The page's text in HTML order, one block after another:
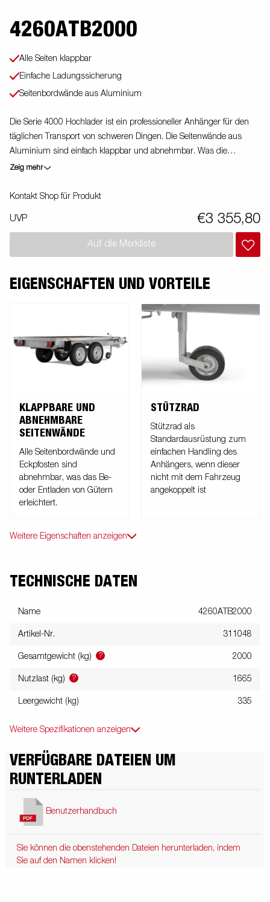
4260ATB2000
Alle Seiten klappbar
Einfache Ladungssicherung
Seitenbordwände aus Aluminium
Die Serie 4000 Hochlader ist ein professioneller Anhänger für den
täglichen Transport von schweren Dingen. Die Seitenwände aus
Aluminium sind einfach klappbar und abnehmbar. Was die
Einsatzmöglichkeiten erhöht. Du kannst den Anhänger auch als
es Dir sehr einfach deine Ladung zu sichern. Schau Dir unser
Veranschaulichung. Abbildung ähnlich.
Zeig mehr
Kontakt Shop für Produkt
UVP €3 355,80
Auf die Merkliste
EIGENSCHAFTEN UND VORTEILE
KLAPPBARE UND
ABNEHMBARE
SEITENWÄNDE
Alle Seitenbordwände und
Eckpfosten sind
abnehmbar, was das Be-
oder Entladen von Gütern
erleichtert.
STÜTZRAD
Stützrad als
Standardausrüstung zum
einfachen Handling des
Anhängers, wenn dieser
nicht mit dem Fahrzeug
angekoppelt ist
Weitere Eigenschaften anzeigen
TECHNISCHE DATEN
Name 4260ATB2000
Artikel-Nr. 311048
Gesamtgewicht (kg) ? 2000
Nutzlast (kg) ? 1665
Leergewicht (kg) 335
Weitere Spezifikationen anzeigen
VERFÜGBARE DATEIEN UM
RUNTERLADEN
Benutzerhandbuch
Sie können die obenstehenden Dateien herunterladen, indem
Sie auf den Namen klicken!